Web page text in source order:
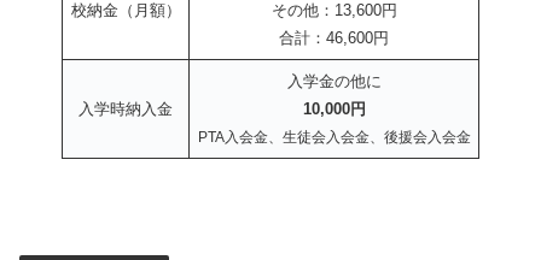
校納金（月額）
その他：13,600円
合計：46,600円
入学時納入金
入学金の他に
10,000円
PTA入会金、生徒会入会金、後援会入会金